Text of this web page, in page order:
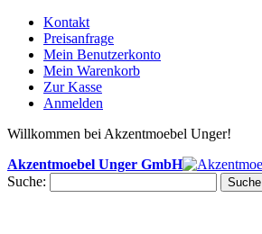
Kontakt
Preisanfrage
Mein Benutzerkonto
Mein Warenkorb
Zur Kasse
Anmelden
Willkommen bei Akzentmoebel Unger!
Akzentmoebel Unger GmbH
Suche:
Suche